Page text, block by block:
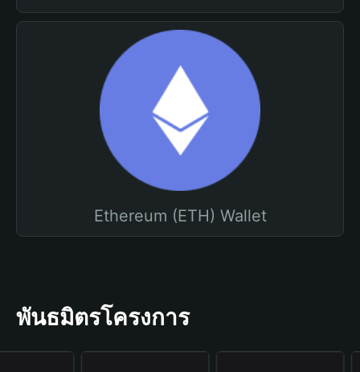
Ethereum (ETH) Wallet
พันธมิตรโครงการ